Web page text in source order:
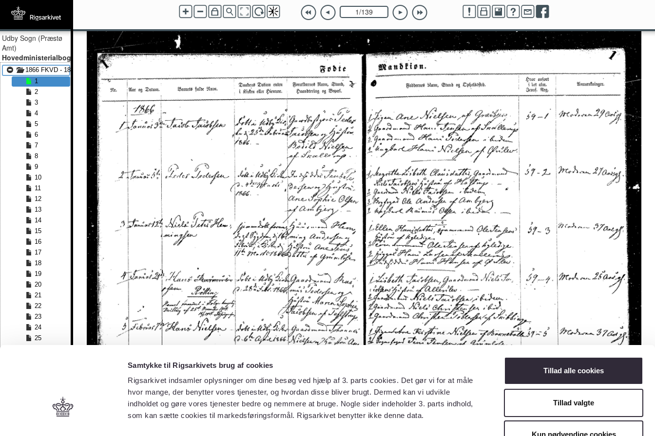
Samtykke til Rigsarkivets brug af cookies
Rigsarkivet indsamler oplysninger om dine besøg ved hjælp af 3. parts cookies. Det gør vi for at måle
hvor mange, der benytter vores tjenester, og hvordan disse bliver brugt. Dermed kan vi udvikle
indholdet og gøre vores tjenester bedre og nemmere at bruge. Nogle sider indeholder 3. parts indhold,
som kan sætte cookies til markedsføringsformål. Rigsarkivet benytter ikke denne data.
Tillad alle cookies
Tillad valgte
Kun nødvendige cookies
Udby Sogn (Præstø
Amt)
Hovedministerialbog
1866 FKVD - 1883 FKVD
1
2
3
4
5
6
7
8
9
10
11
12
13
14
15
16
17
18
19
20
21
22
23
24
25